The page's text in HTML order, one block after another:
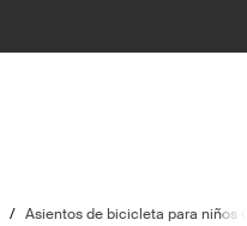
/ Asientos de bicicleta para niños